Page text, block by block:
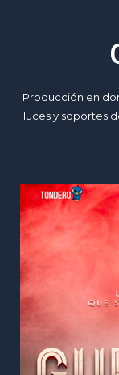
Producción en
luces y soportes